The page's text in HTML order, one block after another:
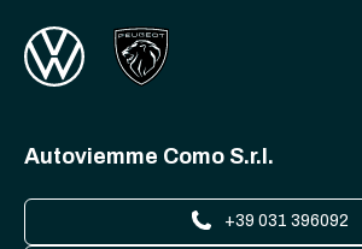
Autoviemme Como S.r.l.
+39 031 396092